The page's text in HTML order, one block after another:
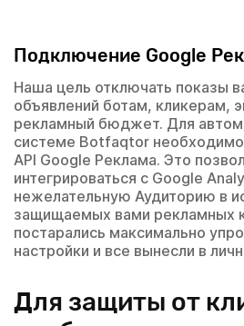
Подключение Google
Наша цель отключать показы
объявлений ботам, кликерам,
рекламный бюджет. Для
системе Botfaqtor необходимо
API Google Реклама. Это
интегрироваться с Google
нежелательную Аудиторию в
защищаемых вами рекламных
постарались максимально
настройки и все вынесли в
Для защиты от